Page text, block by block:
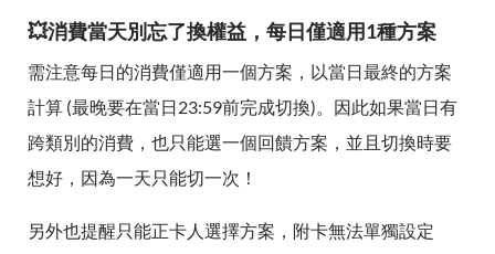
💥消費當天別忘了換權益，每日僅適用1種方案
需注意每日的消費僅適用一個方案，以當日最終的方案
計算 (最晚要在當日23:59前完成切換)。因此如果當日有
跨類別的消費，也只能選一個回饋方案，並且切換時要
想好，因為一天只能切一次！
另外也提醒只能正卡人選擇方案，附卡無法單獨設定